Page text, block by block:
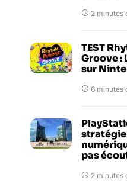
2 minutes
TEST
Groove :
sur
6 minutes
stratégie
pas
2 minutes